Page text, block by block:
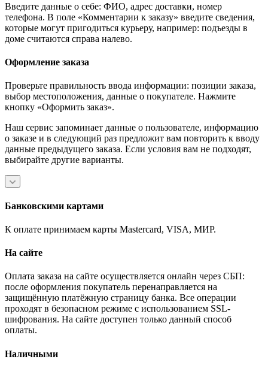
Введите данные о себе: ФИО, адрес доставки, номер
телефона. В поле «Комментарии к заказу» введите сведения,
которые могут пригодиться курьеру, например: подъезды в
доме считаются справа налево.
Оформление заказа
Проверьте правильность ввода информации: позиции заказа,
выбор местоположения, данные о покупателе. Нажмите
кнопку «Оформить заказ».
Наш сервис запоминает данные о пользователе, информацию
о заказе и в следующий раз предложит вам повторить к вводу
данные предыдущего заказа. Если условия вам не подходят,
выбирайте другие варианты.
Банковскими картами
К оплате принимаем карты Mastercard, VISA, МИР.
На сайте
Оплата заказа на сайте осуществляется онлайн через СБП:
после оформления покупатель перенаправляется на
защищённую платёжную страницу банка. Все операции
проходят в безопасном режиме с использованием SSL-
шифрования. На сайте доступен только данный способ
оплаты.
Наличными